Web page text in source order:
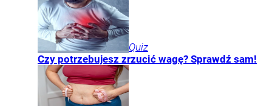
Quiz
Czy potrzebujesz zrzucić wagę? Sprawdź sam!